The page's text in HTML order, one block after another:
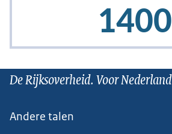
De Rijksoverheid. Voor Nederland
Andere talen